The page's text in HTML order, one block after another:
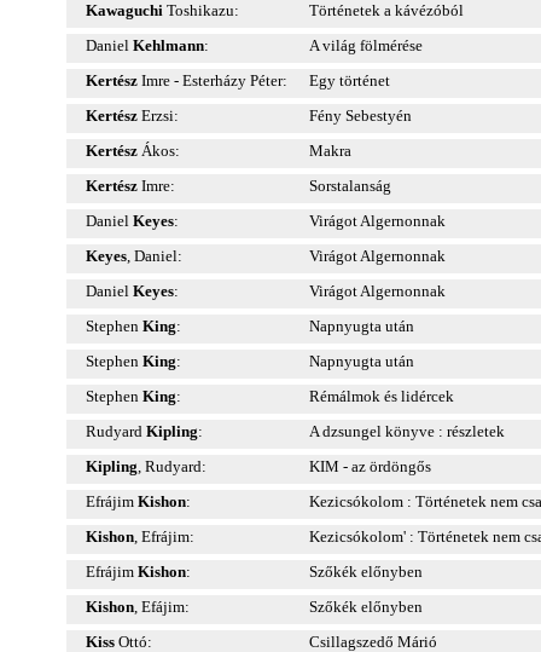
Kawaguchi Toshikazu:
Történetek a kávézóból
Daniel Kehlmann:
A világ fölmérése
Kertész Imre - Esterházy Péter:
Egy történet
Kertész Erzsi:
Fény Sebestyén
Kertész Ákos:
Makra
Kertész Imre:
Sorstalanság
Daniel Keyes:
Virágot Algernonnak
Keyes, Daniel:
Virágot Algernonnak
Daniel Keyes:
Virágot Algernonnak
Stephen King:
Napnyugta után
Stephen King:
Napnyugta után
Stephen King:
Rémálmok és lidércek
Rudyard Kipling:
A dzsungel könyve : részletek
Kipling, Rudyard:
KIM - az ördöngős
Efrájim Kishon:
Kezicsókolom : Történetek nem
Kishon, Efrájim:
Kezicsókolom' : Történetek nem
Efrájim Kishon:
Szőkék előnyben
Kishon, Efájim:
Szőkék előnyben
Kiss Ottó:
Csillagszedő Márió